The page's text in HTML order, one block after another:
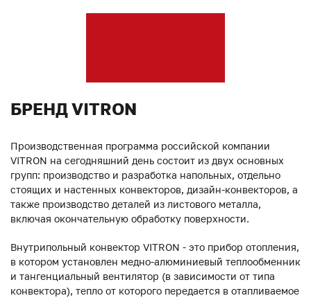
БРЕНД VITRON
Производственная программа российской компании
VITRON на сегодняшний день состоит из двух основных
групп: производство и разработка напольных, отдельно
стоящих и настенных конвекторов, дизайн-конвекторов, а
также производство деталей из листового металла,
включая окончательную обработку поверхности.
Внутрипольный конвектор VITRON - это прибор отопления,
в котором установлен медно-алюминиевый теплообменник
и тангенциальный вентилятор (в зависимости от типа
конвектора), тепло от которого передается в отапливаемое